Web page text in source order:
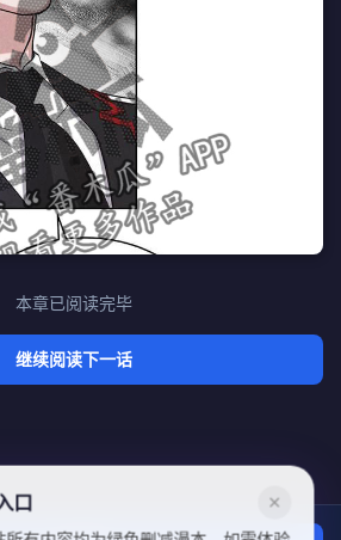
本章已阅读完毕
继续阅读下一话
口 ✕
所有内容均为绿色删减漫本，如需体验